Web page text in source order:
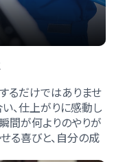
るだけではありませ
、仕上がりに感動し
間が何よりのやりが
る喜びと、自分の成